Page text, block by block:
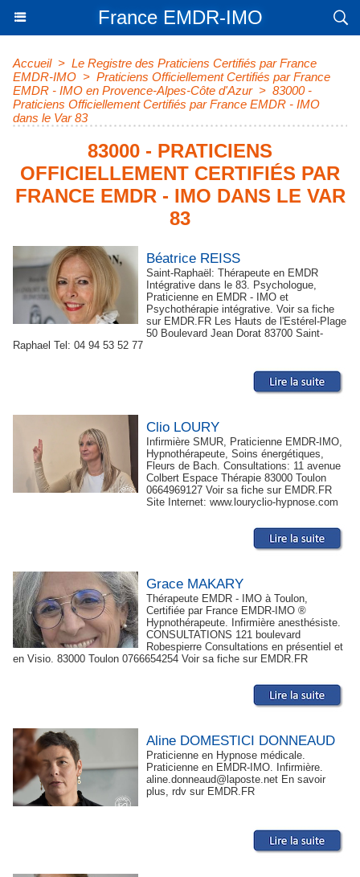
France EMDR-IMO
Accueil > Le Registre des Praticiens Certifiés par France
EMDR-IMO > Praticiens Officiellement Certifiés par France
EMDR - IMO en Provence-Alpes-Côte d'Azur > 83000 -
Praticiens Officiellement Certifiés par France EMDR - IMO
dans le Var 83
83000 - PRATICIENS
OFFICIELLEMENT CERTIFIÉS PAR
FRANCE EMDR - IMO DANS LE VAR
83
Béatrice REISS
Saint-Raphaël: Thérapeute en EMDR
Intégrative dans le 83. Psychologue,
Praticienne en EMDR - IMO et
Psychothérapie intégrative. Voir sa fiche
sur EMDR.FR Les Hauts de l'Estérel-Plage
50 Boulevard Jean Dorat 83700 Saint-
Raphael Tel: 04 94 53 52 77
Clio LOURY
Infirmière SMUR, Praticienne EMDR-IMO,
Hypnothérapeute, Soins énergétiques,
Fleurs de Bach. Consultations: 11 avenue
Colbert Espace Thérapie 83000 Toulon
0664969127 Voir sa fiche sur EMDR.FR
Site Internet: www.louryclio-hypnose.com
Grace MAKARY
Thérapeute EMDR - IMO à Toulon,
Certifiée par France EMDR-IMO ®
Hypnothérapeute. Infirmière anesthésiste.
CONSULTATIONS 121 boulevard
Robespierre Consultations en présentiel et
en Visio. 83000 Toulon 0766654254 Voir sa fiche sur EMDR.FR
Aline DOMESTICI DONNEAUD
Praticienne en Hypnose médicale.
Praticienne en EMDR-IMO. Infirmière.
aline.donneaud@laposte.net En savoir
plus, rdv sur EMDR.FR